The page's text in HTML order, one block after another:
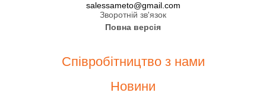
salessameto@gmail.com
Зворотній зв'язок
Повна версія
Співробітництво з нами
Новини